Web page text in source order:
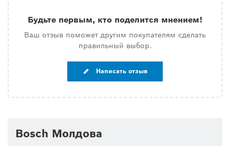
Будьте первым, кто поделится мнением!
Ваш отзыв поможет другим покупателям сделать
правильный выбор.
Написать отзыв
Bosch Молдова